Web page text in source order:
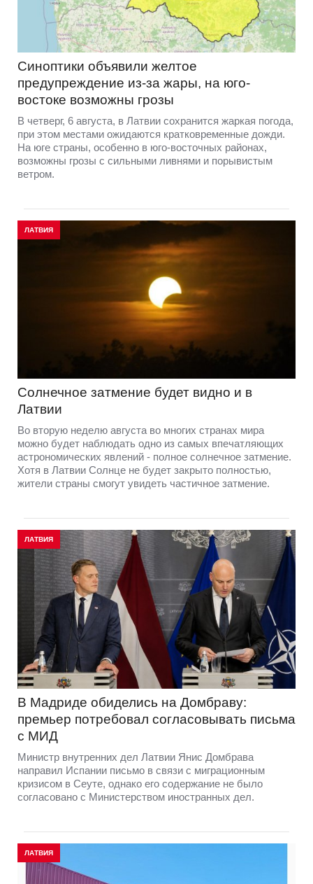
Синоптики объявили желтое
предупреждение из-за жары, на юго-
востоке возможны грозы
В четверг, 6 августа, в Латвии сохранится жаркая погода,
при этом местами ожидаются кратковременные дожди.
На юге страны, особенно в юго-восточных районах,
возможны грозы с сильными ливнями и порывистым
ветром.
ЛАТВИЯ
Солнечное затмение будет видно и в
Латвии
Во вторую неделю августа во многих странах мира
можно будет наблюдать одно из самых впечатляющих
астрономических явлений - полное солнечное затмение.
Хотя в Латвии Солнце не будет закрыто полностью,
жители страны смогут увидеть частичное затмение.
ЛАТВИЯ
В Мадриде обиделись на Домбраву:
премьер потребовал согласовывать письма
с МИД
Министр внутренних дел Латвии Янис Домбрава
направил Испании письмо в связи с миграционным
кризисом в Сеуте, однако его содержание не было
согласовано с Министерством иностранных дел.
ЛАТВИЯ